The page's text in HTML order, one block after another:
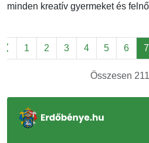
minden kreatív gyermeket és
1 2 3 4 5 6 7
Összesen